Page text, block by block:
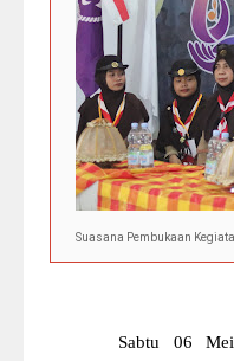
Suasana Pembukaan
Sabtu 06